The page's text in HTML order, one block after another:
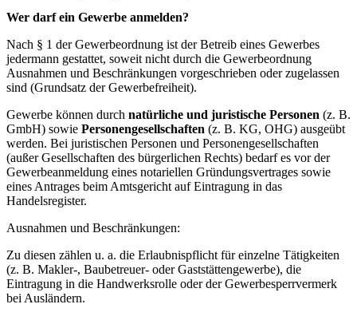
Wer darf ein Gewerbe anmelden?
Nach § 1 der Gewerbeordnung ist der Betreib eines Gewerbes
jedermann gestattet, soweit nicht durch die Gewerbeordnung
Ausnahmen und Beschränkungen vorgeschrieben oder zugelassen
sind (Grundsatz der Gewerbefreiheit).
Gewerbe können durch natürliche und juristische Personen (z. B.
GmbH) sowie Personengesellschaften (z. B. KG, OHG) ausgeübt
werden. Bei juristischen Personen und Personengesellschaften
(außer Gesellschaften des bürgerlichen Rechts) bedarf es vor der
Gewerbeanmeldung eines notariellen Gründungsvertrages sowie
eines Antrages beim Amtsgericht auf Eintragung in das
Handelsregister.
Ausnahmen und Beschränkungen:
Zu diesen zählen u. a. die Erlaubnispflicht für einzelne Tätigkeiten
(z. B. Makler-, Baubetreuer- oder Gaststättengewerbe), die
Eintragung in die Handwerksrolle oder der Gewerbesperrvermerk
bei Ausländern.